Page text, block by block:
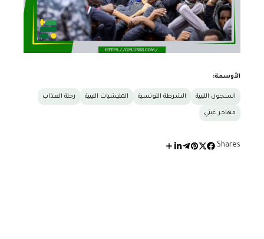
الأوسمة:
السجون الليبية الشرطة التونسية المليشيات الليبية رحلة العذاب
مهاجر غيني
Shares: